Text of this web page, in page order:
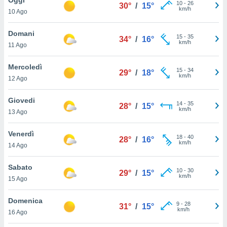
è
al sito
di
ci
di
il
un
la
nella
10 Ago
30° / 15° 10- 26
km/h
Domani
11 Ago
34° / 16° 15- 35
km/h
Mercoledì
12 Ago
29° / 18° 15- 34
km/h
Giovedi
13 Ago
28° / 15° 14- 35
km/h
Venerdì
14 Ago
28° / 16° 18- 40
km/h
Sabato
15 Ago
29° / 15° 10- 30
km/h
Domenica
16 Ago
31° / 15° 9- 28
km/h